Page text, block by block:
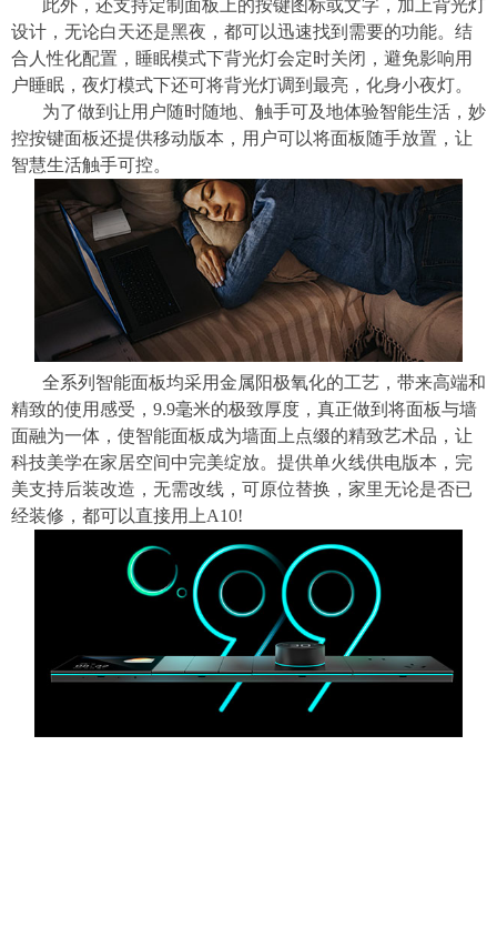
此外，还支持定制面板上的按键图标或文字，加上背光灯
设计，无论白天还是黑夜，都可以迅速找到需要的功能。结
合人性化配置，睡眠模式下背光灯会定时关闭，避免影响用
户睡眠，夜灯模式下还可将背光灯调到最亮，化身小夜灯。
为了做到让用户随时随地、触手可及地体验智能生活，妙
控按键面板还提供移动版本，用户可以将面板随手放置，让
智慧生活触手可控。
全系列智能面板均采用金属阳极氧化的工艺，带来高端和
精致的使用感受，9.9毫米的极致厚度，真正做到将面板与墙
面融为一体，使智能面板成为墙面上点缀的精致艺术品，让
科技美学在家居空间中完美绽放。提供单火线供电版本，完
美支持后装改造，无需改线，可原位替换，家里无论是否已
经装修，都可以直接用上A10!